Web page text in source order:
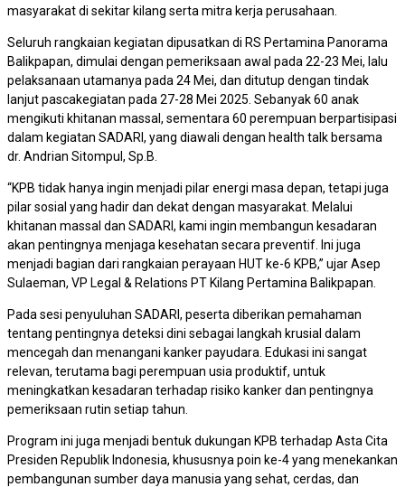
masyarakat di sekitar kilang serta mitra kerja perusahaan.
Seluruh rangkaian kegiatan dipusatkan di RS Pertamina Panorama
Balikpapan, dimulai dengan pemeriksaan awal pada 22-23 Mei, lalu
pelaksanaan utamanya pada 24 Mei, dan ditutup dengan tindak
lanjut pascakegiatan pada 27-28 Mei 2025. Sebanyak 60 anak
mengikuti khitanan massal, sementara 60 perempuan berpartisipasi
dalam kegiatan SADARI, yang diawali dengan health talk bersama
dr. Andrian Sitompul, Sp.B.
“KPB tidak hanya ingin menjadi pilar energi masa depan, tetapi juga
pilar sosial yang hadir dan dekat dengan masyarakat. Melalui
khitanan massal dan SADARI, kami ingin membangun kesadaran
akan pentingnya menjaga kesehatan secara preventif. Ini juga
menjadi bagian dari rangkaian perayaan HUT ke-6 KPB,” ujar Asep
Sulaeman, VP Legal & Relations PT Kilang Pertamina Balikpapan.
Pada sesi penyuluhan SADARI, peserta diberikan pemahaman
tentang pentingnya deteksi dini sebagai langkah krusial dalam
mencegah dan menangani kanker payudara. Edukasi ini sangat
relevan, terutama bagi perempuan usia produktif, untuk
meningkatkan kesadaran terhadap risiko kanker dan pentingnya
pemeriksaan rutin setiap tahun.
Program ini juga menjadi bentuk dukungan KPB terhadap Asta Cita
Presiden Republik Indonesia, khususnya poin ke-4 yang menekankan
pembangunan sumber daya manusia yang sehat, cerdas, dan